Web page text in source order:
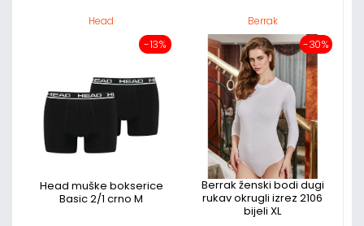
Head
-13%
Head muške bokserice
Basic 2/1 crno M
Berrak
-30%
Berrak ženski bodi dugi
rukav okrugli izrez 2106
bijeli XL